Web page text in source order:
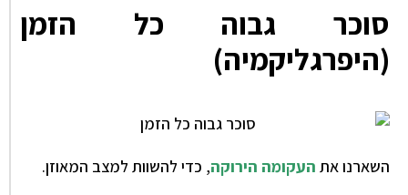
סוכר גבוה כל הזמן
(היפרגליקמיה)
השארנו את העקומה הירוקה, כדי להשוות למצב המאוזן.